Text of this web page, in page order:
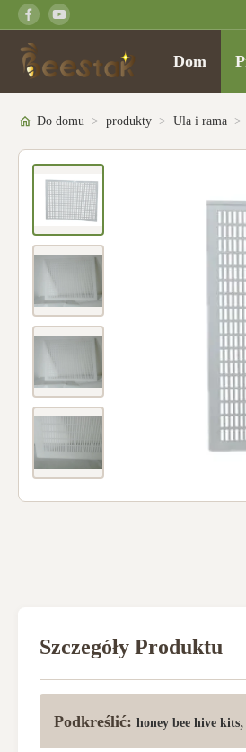
Dom
Do domu > produkty > Ula i rama >
Szczegóły Produktu
Podkreślić: honey bee hive kits,